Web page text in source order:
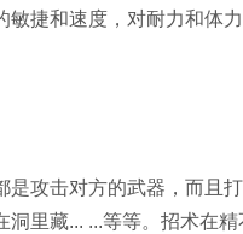
捷和速度，对耐力和体
攻击对方的武器，而且
里藏... ...等等。招术在